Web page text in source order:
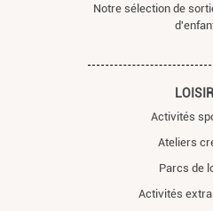
Notre sélection de
Activités
Ateliers
Parcs de
Activités